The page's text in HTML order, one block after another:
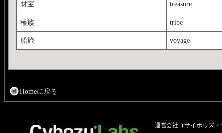
財宝 treasure
種族 tribe
船旅 voyage
Homeに戻る
運営会社（サイボウズ・